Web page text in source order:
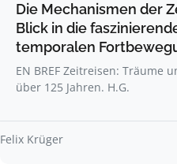
Die Mechanismen der
Blick in die
temporalen
EN BREF Zeitreisen: Träume
über 125 Jahren. H.G.
Felix Krüger